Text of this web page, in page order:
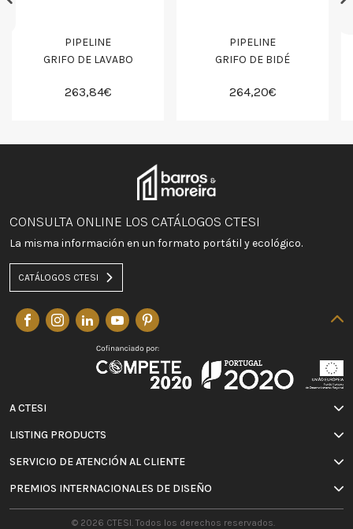
PIPELINE
GRIFO DE LAVABO
263,84€
PIPELINE
GRIFO DE BIDÉ
264,20€
CONSULTA ONLINE LOS CATÁLOGOS CTESI
La misma información en un formato portátil y ecológico.
CATÁLOGOS CTESI
A CTESI
LISTING PRODUCTS
SERVICIO DE ATENCIÓN AL CLIENTE
PREMIOS INTERNACIONALES DE DISEÑO
© 2026 CTESI. Todos los derechos reservados.